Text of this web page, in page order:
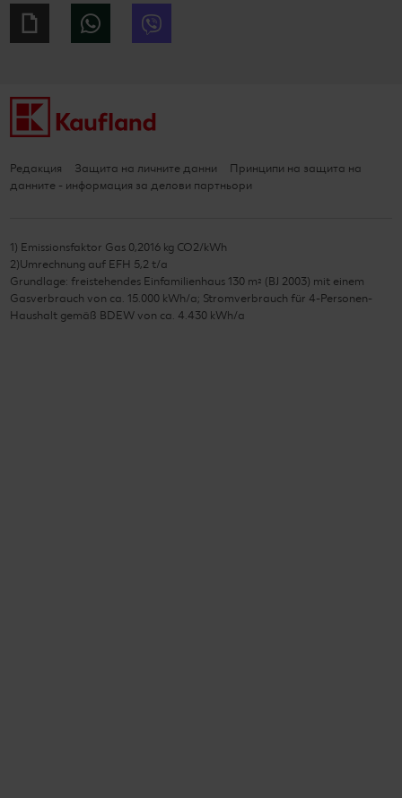
Giphy WhatsApp
Редакция Защита на личните данни
Принципи на защита на
данните - информация за делови партньори
1) Emissionsfaktor Gas 0,2016 kg CO2/kWh
2)Umrechnung auf EFH 5,2 t/a
Grundlage: freistehendes Einfamilienhaus 130 m² (BJ 2003) mit einem
Gasverbrauch von ca. 15.000 kWh/a; Stromverbrauch für 4-Personen-
Haushalt gemäß BDEW von ca. 4.430 kWh/a